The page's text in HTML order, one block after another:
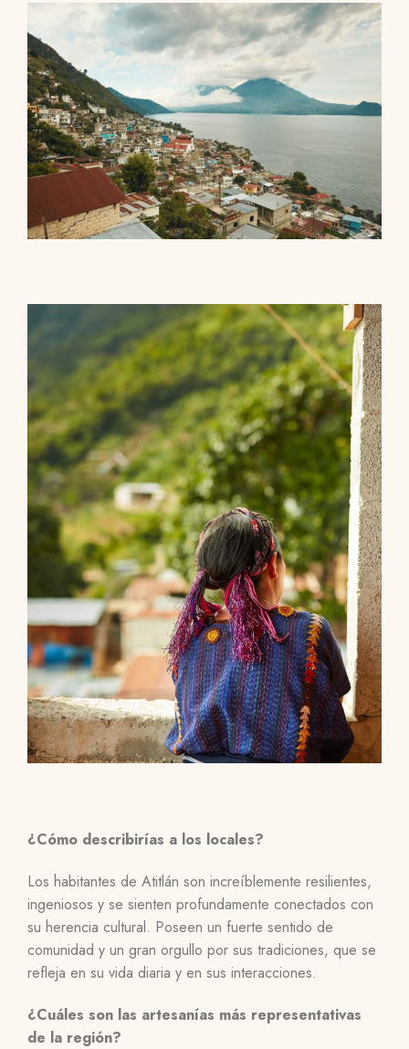
¿Cómo describirías a los locales?
Los habitantes de Atitlán son increíblemente resilientes,
ingeniosos y se sienten profundamente conectados con
su herencia cultural. Poseen un fuerte sentido de
comunidad y un gran orgullo por sus tradiciones, que se
refleja en su vida diaria y en sus interacciones.
¿Cuáles son las artesanías más representativas
de la región?